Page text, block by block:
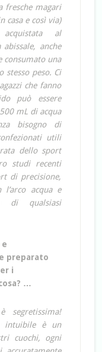
fresche magari
casa e così via)
al
abissale, anche
consumato una
stesso peso. Ci
che fanno
può essere
mL di acqua
bisogno di
utili
dello sport
studi recenti
di precisione,
acqua e
di qualsiasi
preparato
i
…
intuibile è un
cuochi, ogni